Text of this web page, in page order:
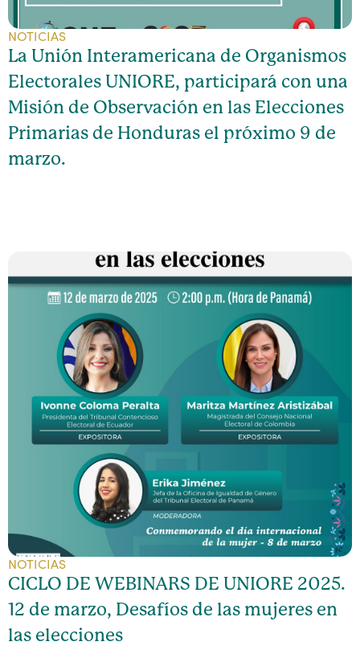
NOTICIAS
La Unión Interamericana de Organismos
Electorales UNIORE, participará con una
Misión de Observación en las Elecciones
Primarias de Honduras el próximo 9 de
marzo.
NOTICIAS
CICLO DE WEBINARS DE UNIORE 2025.
12 de marzo, Desafíos de las mujeres en
las elecciones